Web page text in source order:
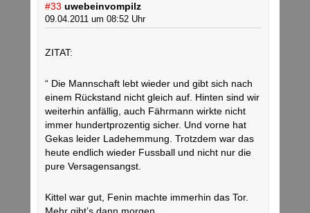
#33 uwebeinvompilz
09.04.2011 um 08:52 Uhr
ZITAT:
“ Die Mannschaft lebt wieder und gibt sich nach
einem Rückstand nicht gleich auf. Hinten sind wir
weiterhin anfällig, auch Fährmann wirkte nicht
immer hundertprozentig sicher. Und vorne hat
Gekas leider Ladehemmung. Trotzdem war das
heute endlich wieder Fussball und nicht nur die
pure Versagensangst.
Kittel war gut, Fenin machte immerhin das Tor.